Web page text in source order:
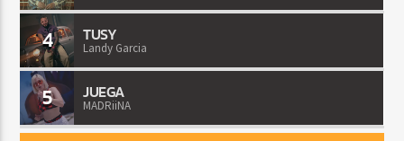
4 TUSY
Landy Garcia
5 JUEGA
MADRiiNA